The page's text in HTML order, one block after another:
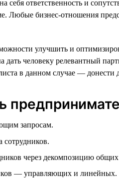
ответственность и
Любые бизнес-отношения
улучшить и
человеку релевантный
в данном случае — донести
запросам.
сотрудников.
через декомпозицию
— управляющих и линейных.